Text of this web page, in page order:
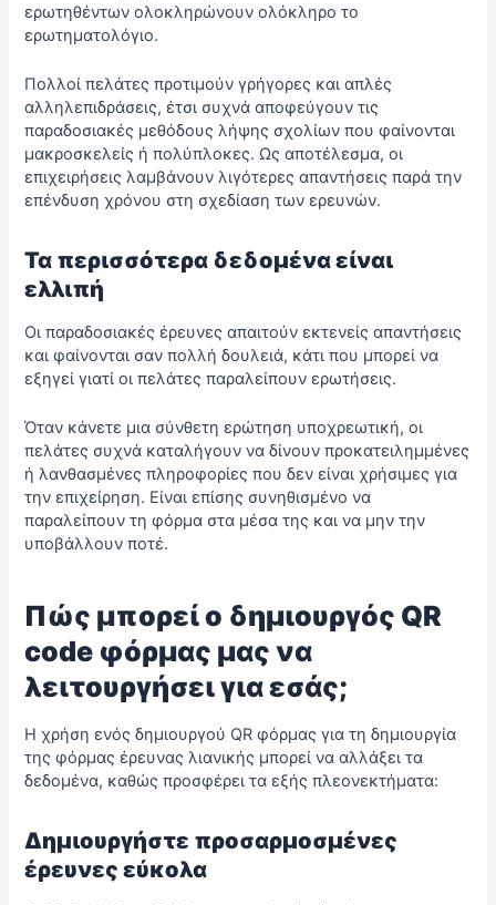
ερωτηθέντων ολοκληρώνουν ολόκληρο το
ερωτηματολόγιο.
Πολλοί πελάτες προτιμούν γρήγορες και απλές
αλληλεπιδράσεις, έτσι συχνά αποφεύγουν τις
παραδοσιακές μεθόδους λήψης σχολίων που φαίνονται
μακροσκελείς ή πολύπλοκες. Ως αποτέλεσμα, οι
επιχειρήσεις λαμβάνουν λιγότερες απαντήσεις παρά την
επένδυση χρόνου στη σχεδίαση των ερευνών.
Τα περισσότερα δεδομένα είναι
ελλιπή
Οι παραδοσιακές έρευνες απαιτούν εκτενείς απαντήσεις
και φαίνονται σαν πολλή δουλειά, κάτι που μπορεί να
εξηγεί γιατί οι πελάτες παραλείπουν ερωτήσεις.
Όταν κάνετε μια σύνθετη ερώτηση υποχρεωτική, οι
πελάτες συχνά καταλήγουν να δίνουν προκατειλημμένες
ή λανθασμένες πληροφορίες που δεν είναι χρήσιμες για
την επιχείρηση. Είναι επίσης συνηθισμένο να
παραλείπουν τη φόρμα στα μέσα της και να μην την
υποβάλλουν ποτέ.
Πώς μπορεί ο δημιουργός QR
code φόρμας μας να
λειτουργήσει για εσάς;
Η χρήση ενός δημιουργού QR φόρμας για τη δημιουργία
της φόρμας έρευνας λιανικής μπορεί να αλλάξει τα
δεδομένα, καθώς προσφέρει τα εξής πλεονεκτήματα:
Δημιουργήστε προσαρμοσμένες
έρευνες εύκολα